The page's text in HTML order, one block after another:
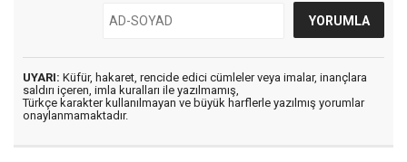
UYARI: Küfür, hakaret, rencide edici cümleler veya imalar, inançlara
saldırı içeren, imla kuralları ile yazılmamış,
Türkçe karakter kullanılmayan ve büyük harflerle yazılmış yorumlar
onaylanmamaktadır.